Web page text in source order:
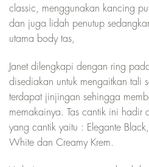
classic, menggunakan kancing
dan juga lidah penutup
utama body tas,
Janet dilengkapi dengan ring
disediakan untuk mengaitkan tali
terdapat jinjingan sehingga
memakainya. Tas cantik ini hadir
yang cantik yaitu : Elegante
White dan Creamy Krem.